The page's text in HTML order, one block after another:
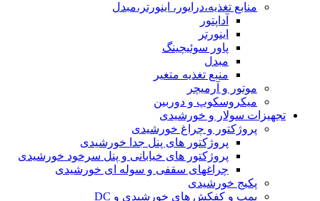
منابع تغذیه،درایور، اینورتر،مبدل
آداپتور
اینورتر
پاور سوئیچینگ
مبدل
منبع تغذیه متغیر
موتور و آرمیچر
میکروسکوپ و دوربین
تجهیزات سولار و خورشیدی
پروژکتور و چراغ خورشیدی
پروژکتور های پنل جدا خورشیدی
پروژکتور های خیابانی و پنل سرخود خورشیدی
چراغهای سقفی و سوله ای خورشیدی
پکیج خورشیدی
پمپ و کفکش های خورشیدی و DC